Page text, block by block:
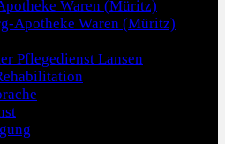
Waren (Müritz)
Apotheke Waren (Müritz)
Pflegedienst Lansen